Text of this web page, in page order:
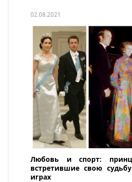
02.08.2021
Любовь и спорт:
встретившие свою
играх